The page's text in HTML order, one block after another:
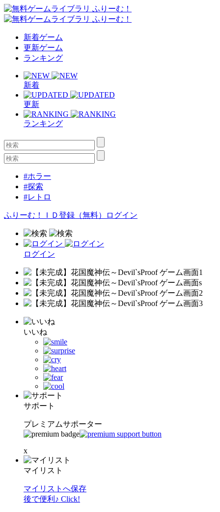
新着ゲーム
更新ゲーム
ランキング
新着
更新
ランキング
#ホラー
#探索
#レトロ
ふりーむ！ＩＤ登録（無料） ログイン
ログイン
いいね
サポート
プレミアムサポーター
x
マイリスト
マイリストへ保存
後で便利♪ Click!